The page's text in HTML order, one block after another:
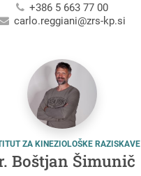
+386 5 663 77 00
carlo.reggiani@zrs-kp.si
ZA KINEZIOLOŠKE RAZISKAVE
Boštjan Šimunič